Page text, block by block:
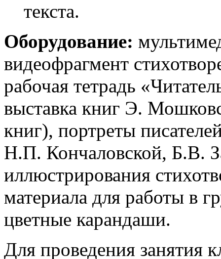
текста.
Оборудование:
видеофрагмент
рабочая тетрадь
выставка книг Э.
книг), портреты
Н.П. Кончаловской, Б.В.
иллюстрирования
материала для работы в
цветные карандаши.
Для проведения занятия